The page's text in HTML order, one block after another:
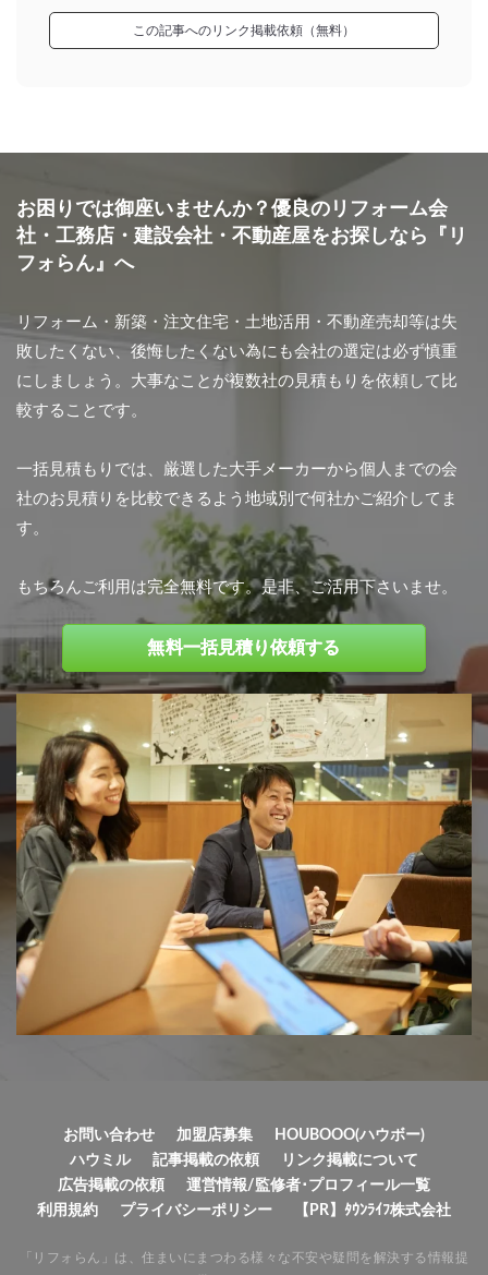
『納得の時間短縮』が良かった
この記事へのリンク掲載依頼（無料）
お困りでは御座いませんか？優良のリフォーム会
社・工務店・建設会社・不動産屋をお探しなら『リ
フォらん』へ
リフォーム・新築・注文住宅・土地活用・不動産売却等は失
敗したくない、後悔したくない為にも会社の選定は必ず慎重
にしましょう。大事なことが複数社の見積もりを依頼して比
較することです。
一括見積もりでは、厳選した大手メーカーから個人までの会
社のお見積りを比較できるよう地域別で何社かご紹介してま
す。
もちろんご利用は完全無料です。是非、ご活用下さいませ。
無料一括見積り依頼する
お問い合わせ 加盟店募集
HOUBOOO(ハウボー)
ハウミル
記事掲載の依頼
リンク掲載について
広告掲載の依頼
運営情報/監修者･プロフィール一覧
利用規約
プライバシーポリシー 【PR】ﾀｳﾝﾗｲﾌ株式会社
「リフォらん」は、住まいにまつわる様々な不安や疑問を解決する情報提